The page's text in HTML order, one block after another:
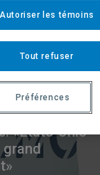
«États-Unis –
grand
Tout refuser
Autoriser les témoins
Préférences